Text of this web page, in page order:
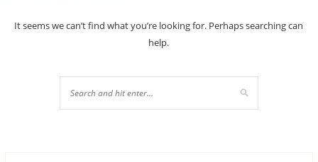
It seems we can’t find what you’re looking for. Perhaps searching can
help.